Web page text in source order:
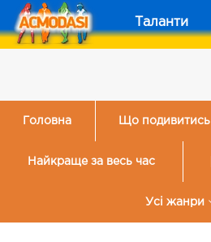
Таланти
Головна Що подивитись
Найкраще за весь час
Усі жанри